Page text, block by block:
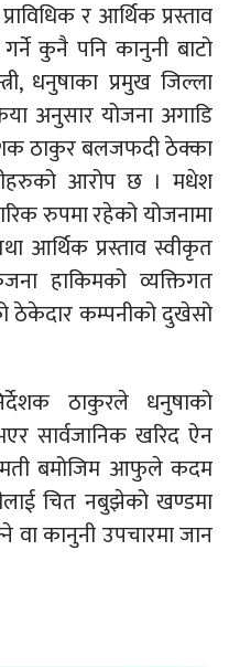
र आर्थिक प्रस्ताव
कुनै पनि कानुनी बाटो
धनुषाका प्रमुख जिल्ला
अनुसार योजना अगाडि
ठाकुर बलजफदी ठेक्का
आरोप छ । मधेश
रुपमा रहेको योजनामा
आर्थिक प्रस्ताव स्वीकृत
हाकिमको व्यक्तिगत
ठेकेदार कम्पनीको दुखेसो
ठाकुरले धनुषाको
सार्वजानिक खरिद ऐन
बमोजिम आफुले कदम
चित नबुझेको खण्डमा
वा कानुनी उपचारमा जान